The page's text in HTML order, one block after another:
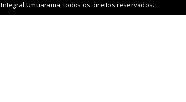
Integral Umuarama, todos os direitos reservados.